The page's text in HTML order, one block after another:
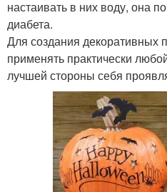
настаивать в них воду, она
диабета.
Для создания декоративных
применять практически
лучшей стороны себя